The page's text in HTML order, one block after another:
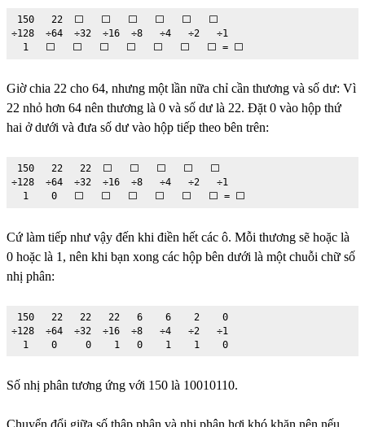
150   22  ⬜️   ⬜️   ⬜️   ⬜️   ⬜️   ⬜️
÷128  ÷64  ÷32  ÷16  ÷8   ÷4   ÷2   ÷1
  1   ⬜️   ⬜️   ⬜️   ⬜️   ⬜️   ⬜️   ⬜️ = ⬜️
Giờ chia 22 cho 64, nhưng một lần nữa chỉ cần thương và số dư: Vì
22 nhỏ hơn 64 nên thương là 0 và số dư là 22. Đặt 0 vào hộp thứ
hai ở dưới và đưa số dư vào hộp tiếp theo bên trên:
150   22   22  ⬜️   ⬜️   ⬜️   ⬜️   ⬜️
÷128  ÷64  ÷32  ÷16  ÷8   ÷4   ÷2   ÷1
  1    0   ⬜️   ⬜️   ⬜️   ⬜️   ⬜️   ⬜️ = ⬜️
Cứ làm tiếp như vậy đến khi điền hết các ô. Mỗi thương sẽ hoặc là
0 hoặc là 1, nên khi bạn xong các hộp bên dưới là một chuỗi chữ số
nhị phân:
150   22   22   22   6    6    2    0
÷128  ÷64  ÷32  ÷16  ÷8   ÷4   ÷2   ÷1
  1    0     0    1   0    1    1    0
Số nhị phân tương ứng với 150 là 10010110.